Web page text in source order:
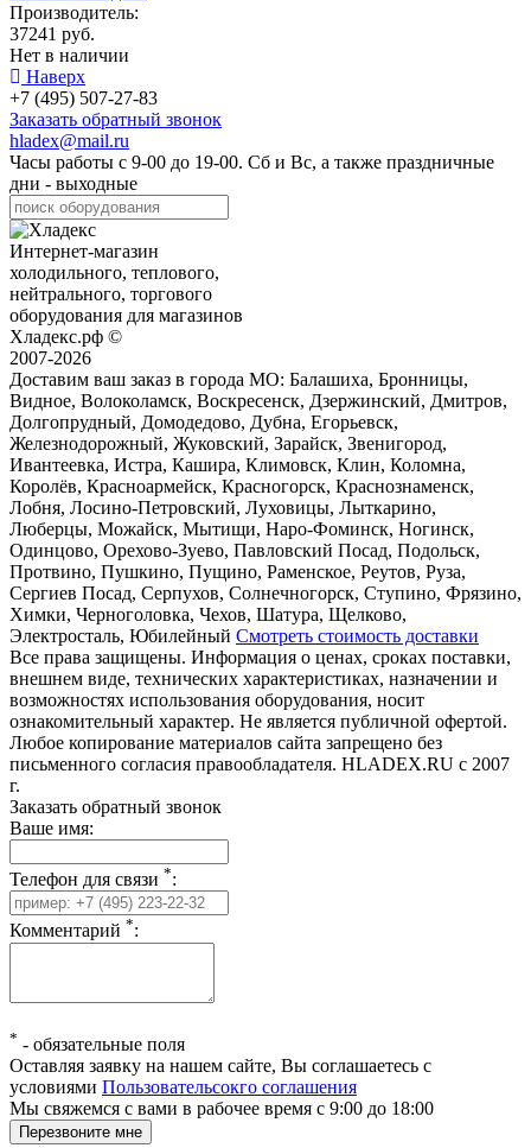
Производитель:
37241 руб.
Нет в наличии
Наверх
+7 (495) 507-27-83
Заказать обратный звонок
hladex@mail.ru
Часы работы с 9-00 до 19-00. Сб и Вс, а также праздничные
дни - выходные
Интернет-магазин
холодильного, теплового,
нейтрального, торгового
оборудования для магазинов
Хладекс.рф ©
2007-2026
Доставим ваш заказ в города МО: Балашиха, Бронницы,
Видное, Волоколамск, Воскресенск, Дзержинский, Дмитров,
Долгопрудный, Домодедово, Дубна, Егорьевск,
Железнодорожный, Жуковский, Зарайск, Звенигород,
Ивантеевка, Истра, Кашира, Климовск, Клин, Коломна,
Королёв, Красноармейск, Красногорск, Краснознаменск,
Лобня, Лосино-Петровский, Луховицы, Лыткарино,
Люберцы, Можайск, Мытищи, Наро-Фоминск, Ногинск,
Одинцово, Орехово-Зуево, Павловский Посад, Подольск,
Протвино, Пушкино, Пущино, Раменское, Реутов, Руза,
Сергиев Посад, Серпухов, Солнечногорск, Ступино, Фрязино,
Химки, Черноголовка, Чехов, Шатура, Щелково,
Электросталь, Юбилейный Смотреть стоимость доставки
Все права защищены. Информация о ценах, сроках поставки,
внешнем виде, технических характеристиках, назначении и
возможностях использования оборудования, носит
ознакомительный характер. Не является публичной офертой.
Любое копирование материалов сайта запрещено без
письменного согласия правообладателя. HLADEX.RU c 2007
г.
Заказать обратный звонок
Ваше имя:
Телефон для связи *:
Комментарий *:
* - обязательные поля
Оставляя заявку на нашем сайте, Вы соглашаетесь с
условиями Пользовательсокго соглашения
Мы свяжемся с вами в рабочее время с 9:00 до 18:00